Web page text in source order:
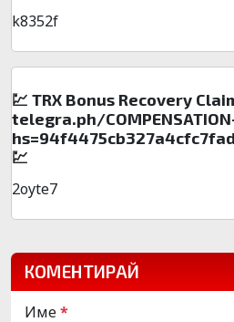
k8352f
💹 TRX Bonus Recovery
telegra.ph/
💹
2oyte7
КОМЕНТИРАЙ
Име*